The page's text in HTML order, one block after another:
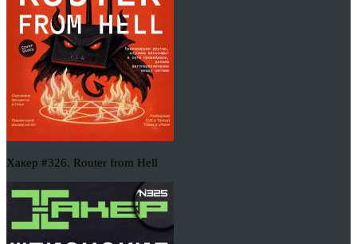
Хакер #326. Router from Hell